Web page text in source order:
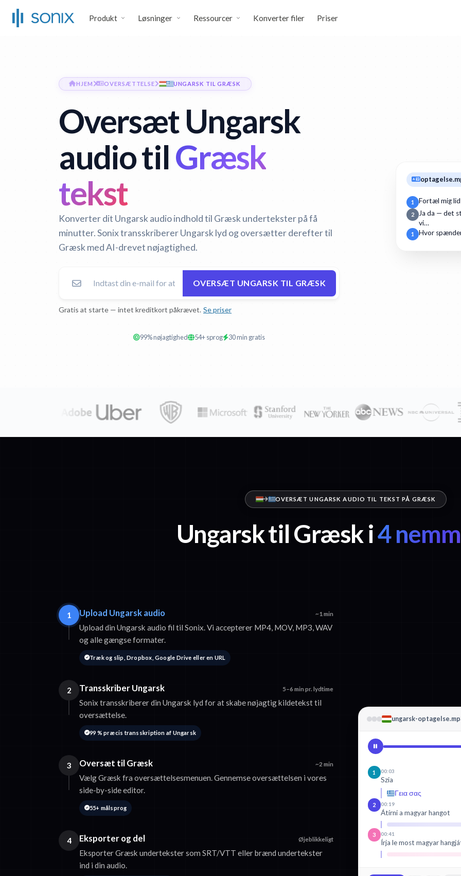
Produkt Løsninger Ressourcer Konverter filer Priser
HJEM OVERSÆTTELSE UNGARSK TIL GRÆSK
Oversæt Ungarsk
audio tilGræsk
tekst
Konverter dit Ungarsk audio indhold til Græsk undertekster på få
minutter. Sonix transskriberer Ungarsk lyd og oversætter derefter til
Græsk med AI-drevet nøjagtighed.
OVERSÆT UNGARSK TIL GRÆSK
Gratis at starte — intet kreditkort påkrævet. Se priser
99% nøjagtighed 54+ sprog 30 min gratis
1 Fortæl mig
2
Ja da — det
vi…
1 Hvor
OVERSÆT UNGARSK AUDIO TIL TEKST PÅ GRÆSK
Ungarsk til Græsk i4
1 Upload Ungarsk audio ~1 min
Upload din Ungarsk audio fil til Sonix. Vi accepterer MP4, MOV, MP3, WAV
og alle gængse formater.
Træk og slip, Dropbox, Google Drive eller en URL
2 Transskriber Ungarsk 5–6 min pr. lydtime
Sonix transskriberer din Ungarsk lyd for at skabe nøjagtig kildetekst til
oversættelse.
99 % præcis transskription af Ungarsk
3 Oversæt til Græsk ~2 min
Vælg Græsk fra oversættelsesmenuen. Gennemse oversættelsen i vores
side-by-side editor.
55+ målsprog
4 Eksporter og del Øjeblikkeligt
Eksporter Græsk undertekster som SRT/VTT eller brænd undertekster
ind i din audio.
ungarsk-
1 00:03
Szia
Γεια σας
2 00:19
Átírni a magyar hangot
3 00:41
Írja le most magyar